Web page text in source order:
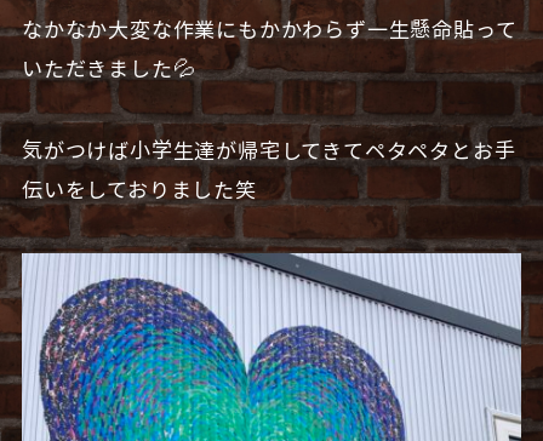
なかなか大変な作業にもかかわらず一生懸命貼って
いただきました💦
気がつけば小学生達が帰宅してきてペタペタとお手
伝いをしておりました笑